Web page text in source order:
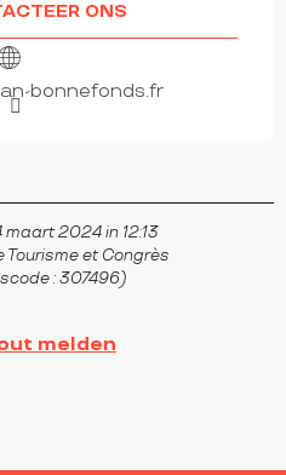
ONS
bonnefonds.fr
2024 in 12:13
Tourisme et Congrès
:307496)
melden